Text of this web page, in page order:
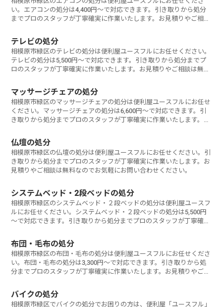
い。エアコンの処分は4,400円～で対応できます。引き取りから処分
までプロのスタッフが丁寧確実に作業いたします。お見積りやご相談
テレビの処分
相模原市緑区のテレビの処分は便利屋ユースフルにお任せください。
テレビの処分は5,500円～で対応できます。引き取りから処分までプ
ロのスタッフが丁寧確実に作業いたします。お見積りやご相談は無料
マッサージチェアの処分
相模原市緑区のマッサージチェアの処分は便利屋ユースフルにお任せ
ください。マッサージチェアの処分は6,600円～で対応できます。引
き取りから処分までプロのスタッフが丁寧確実に作業いたします。お
仏壇の処分
相模原市緑区の仏壇の処分は便利屋ユースフルにお任せください。引
き取りから処分までプロのスタッフが丁寧確実に作業いたします。お
見積りやご相談は無料なのでお気軽にお問い合わせください。
システムベッド・2段ベッドの処分
相模原市緑区のシステムベッド・２段ベッドの処分は便利屋ユースフ
ルにお任せください。システムベッド・２段ベッドの処分は5,500円
～で対応できます。引き取りから処分までプロのスタッフが丁寧確実
わせください。
布団・毛布の処分
相模原市緑区の布団・毛布の処分は便利屋ユースフルにお任せくださ
い。布団・毛布の処分は3,300円～で対応できます。引き取りから処
分までプロのスタッフが丁寧確実に作業いたします。お見積りやご相
バイクの処分
相模原市緑区でバイクの処分でお困りの方は、便利屋「ユースフル」